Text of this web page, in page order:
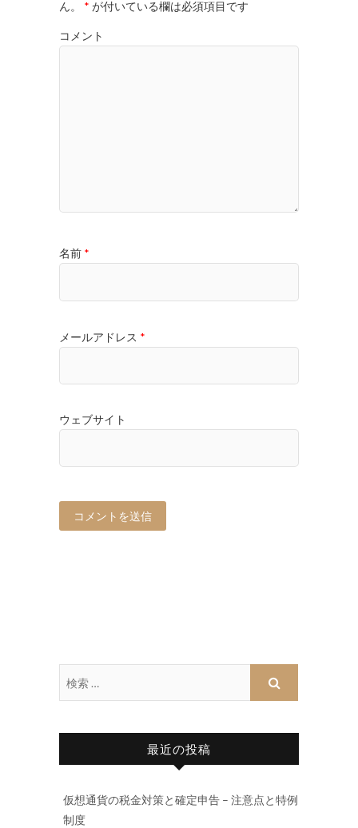
ん。 * が付いている欄は必須項目です
コメント
名前 *
メールアドレス *
ウェブサイト
最近の投稿
仮想通貨の税金対策と確定申告 – 注意点と特例
制度